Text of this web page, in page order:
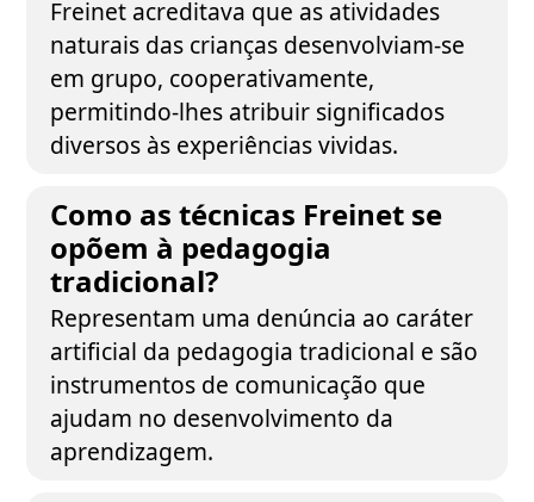
Freinet acreditava que as atividades
naturais das crianças desenvolviam-se
em grupo, cooperativamente,
permitindo-lhes atribuir significados
diversos às experiências vividas.
Como as técnicas Freinet se
opõem à pedagogia
tradicional?
Representam uma denúncia ao caráter
artificial da pedagogia tradicional e são
instrumentos de comunicação que
ajudam no desenvolvimento da
aprendizagem.